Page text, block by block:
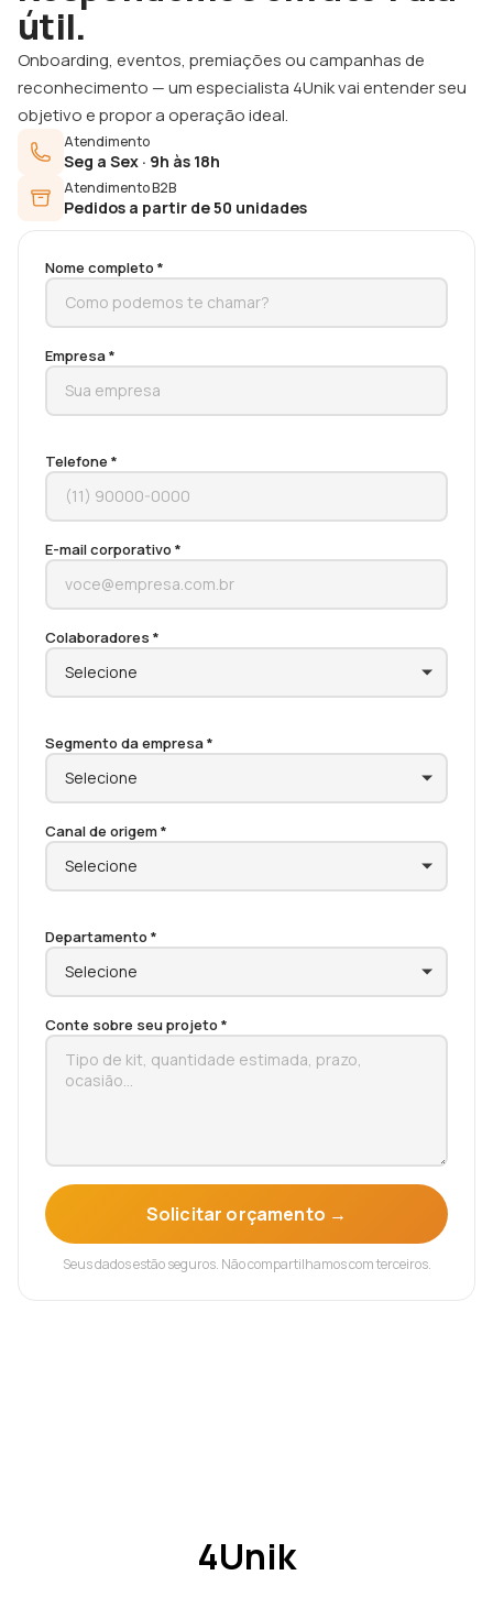
útil.
Onboarding, eventos, premiações ou campanhas de
reconhecimento — um especialista 4Unik vai entender seu
objetivo e propor a operação ideal.
Atendimento
Seg a Sex · 9h às 18h
Atendimento B2B
Pedidos a partir de 50 unidades
Nome completo *
Empresa *
Telefone *
E-mail corporativo *
Colaboradores *
Segmento da empresa *
Canal de origem *
Departamento *
Conte sobre seu projeto *
Solicitar orçamento →
Seus dados estão seguros. Não compartilhamos com terceiros.
4Unik